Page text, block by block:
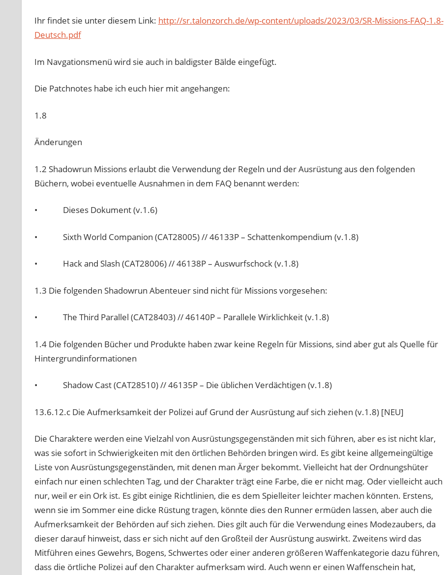
Ihr findet sie unter diesem Link: http://sr.talonzorch.de/wp-content/uploads/2023/03/SR-Missions-FAQ-1.8-
Deutsch.pdf
Im Navgationsmenü wird sie auch in baldigster Bälde eingefügt.
Die Patchnotes habe ich euch hier mit angehangen:
1.8
Änderungen
1.2 Shadowrun Missions erlaubt die Verwendung der Regeln und der Ausrüstung aus den folgenden
Büchern, wobei eventuelle Ausnahmen in dem FAQ benannt werden:
• Dieses Dokument (v.1.6)
• Sixth World Companion (CAT28005) // 46133P – Schattenkompendium (v.1.8)
• Hack and Slash (CAT28006) // 46138P – Auswurfschock (v.1.8)
1.3 Die folgenden Shadowrun Abenteuer sind nicht für Missions vorgesehen:
• The Third Parallel (CAT28403) // 46140P – Parallele Wirklichkeit (v.1.8)
1.4 Die folgenden Bücher und Produkte haben zwar keine Regeln für Missions, sind aber gut als Quelle für
Hintergrundinformationen
• Shadow Cast (CAT28510) // 46135P – Die üblichen Verdächtigen (v.1.8)
13.6.12.c Die Aufmerksamkeit der Polizei auf Grund der Ausrüstung auf sich ziehen (v.1.8) [NEU]
Die Charaktere werden eine Vielzahl von Ausrüstungsgegenständen mit sich führen, aber es ist nicht klar,
was sie sofort in Schwierigkeiten mit den örtlichen Behörden bringen wird. Es gibt keine allgemeingültige
Liste von Ausrüstungsgegenständen, mit denen man Ärger bekommt. Vielleicht hat der Ordnungshüter
einfach nur einen schlechten Tag, und der Charakter trägt eine Farbe, die er nicht mag. Oder vielleicht auch
nur, weil er ein Ork ist. Es gibt einige Richtlinien, die es dem Spielleiter leichter machen könnten. Erstens,
wenn sie im Sommer eine dicke Rüstung tragen, könnte dies den Runner ermüden lassen, aber auch die
Aufmerksamkeit der Behörden auf sich ziehen. Dies gilt auch für die Verwendung eines Modezaubers, da
dieser darauf hinweist, dass er sich nicht auf den Großteil der Ausrüstung auswirkt. Zweitens wird das
Mitführen eines Gewehrs, Bogens, Schwertes oder einer anderen größeren Waffenkategorie dazu führen,
dass die örtliche Polizei auf den Charakter aufmerksam wird. Auch wenn er einen Waffenschein hat,